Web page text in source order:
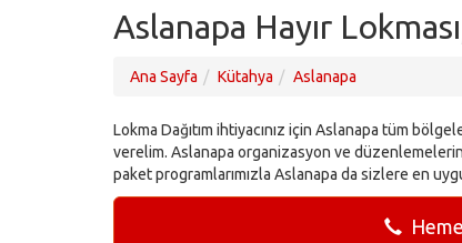
Aslanapa Hayır
Ana Sayfa Kütahya Aslanapa
Lokma Dağıtım ihtiyacınız için Aslanapa tüm
verelim. Aslanapa organizasyon ve
paket programlarımızla Aslanapa da sizlere en